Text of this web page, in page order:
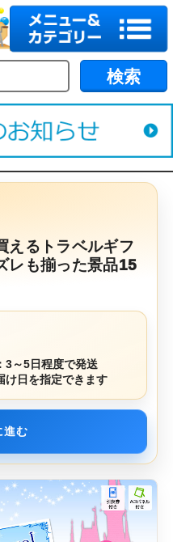
えるトラベルギフ
レも揃った景品15
3～5日程度で発送
け日を指定できます
進む